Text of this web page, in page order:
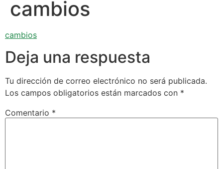
cambios
cambios
Deja una respuesta
Tu dirección de correo electrónico no será publicada.
Los campos obligatorios están marcados con *
Comentario *